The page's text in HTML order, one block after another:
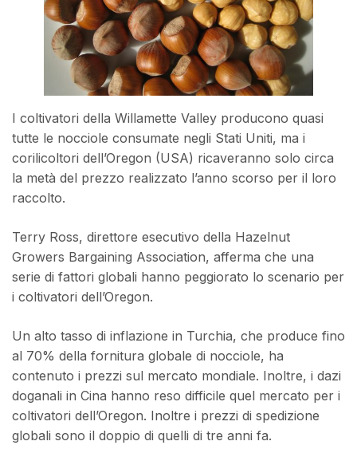
I coltivatori della Willamette Valley producono quasi
tutte le nocciole consumate negli Stati Uniti, ma i
corilicoltori dell’Oregon (USA) ricaveranno solo circa
la metà del prezzo realizzato l’anno scorso per il loro
raccolto.
Terry Ross, direttore esecutivo della Hazelnut
Growers Bargaining Association, afferma che una
serie di fattori globali hanno peggiorato lo scenario per
i coltivatori dell’Oregon.
Un alto tasso di inflazione in Turchia, che produce fino
al 70% della fornitura globale di nocciole, ha
contenuto i prezzi sul mercato mondiale. Inoltre, i dazi
doganali in Cina hanno reso difficile quel mercato per i
coltivatori dell’Oregon. Inoltre i prezzi di spedizione
globali sono il doppio di quelli di tre anni fa.